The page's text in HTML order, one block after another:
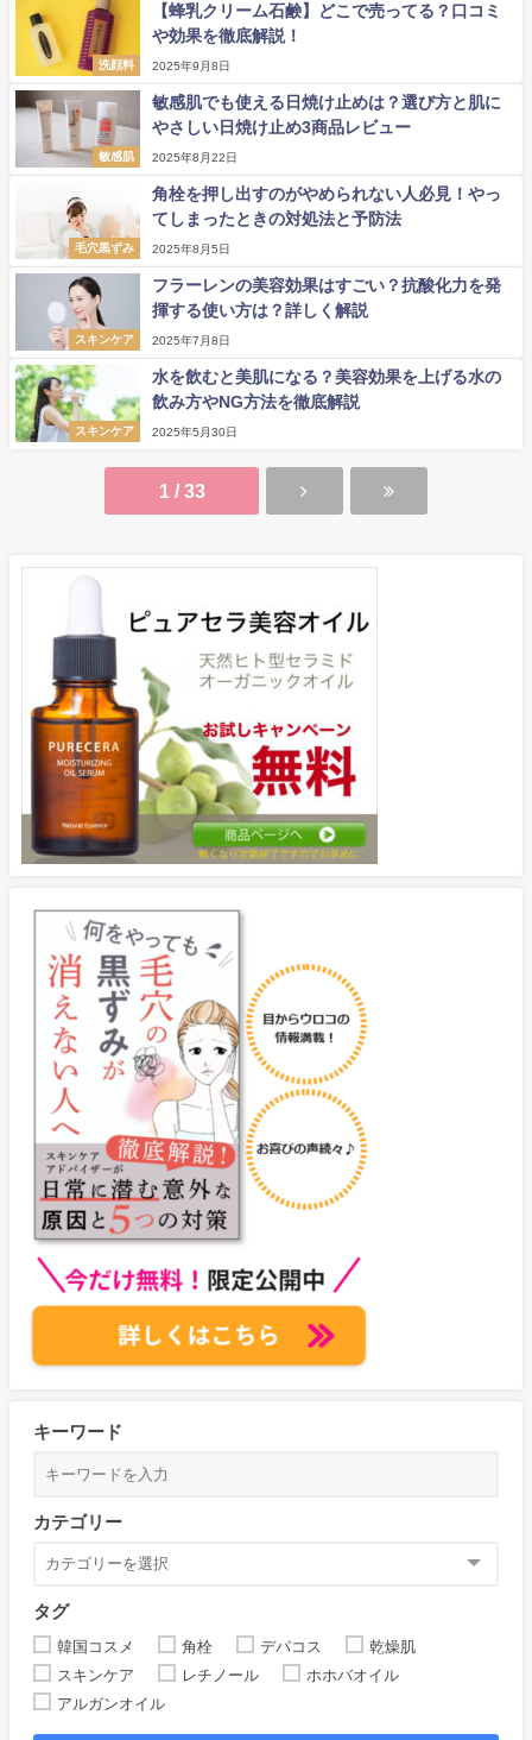
洗顔料
【蜂乳クリーム石鹸】どこで売ってる？口コミ
や効果を徹底解説！
2025年9月8日
敏感肌
敏感肌でも使える日焼け止めは？選び方と肌に
やさしい日焼け止め3商品レビュー
2025年8月22日
毛穴黒ずみ
角栓を押し出すのがやめられない人必見！やっ
てしまったときの対処法と予防法
2025年8月5日
スキンケア
フラーレンの美容効果はすごい？抗酸化力を発
揮する使い方は？詳しく解説
2025年7月8日
スキンケア
水を飲むと美肌になる？美容効果を上げる水の
飲み方やNG方法を徹底解説
2025年5月30日
1 / 33
キーワード
カテゴリー
タグ
韓国コスメ 角栓 デパコス
乾燥肌
スキンケア
レチノール
ホホバオイル
アルガンオイル